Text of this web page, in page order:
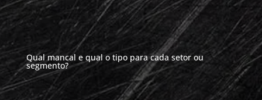
Qual mancal e qual o tipo para cada setor ou
segmento?